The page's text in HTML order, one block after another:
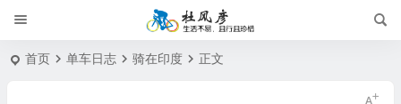
首页 单车日志 骑在印度 正文